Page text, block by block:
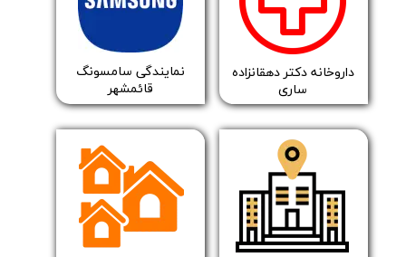
داروخانه دکتر دهقانزاده
ساری
​​نمایندگی سامسونگ
قائمشهر